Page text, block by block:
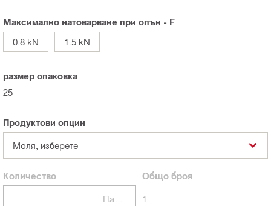
Максимално натоварване при опън - F
0.8 kN
1.5 kN
размер опаковка
25
Продуктови опции
Моля, изберете
Количество Общо броя
1